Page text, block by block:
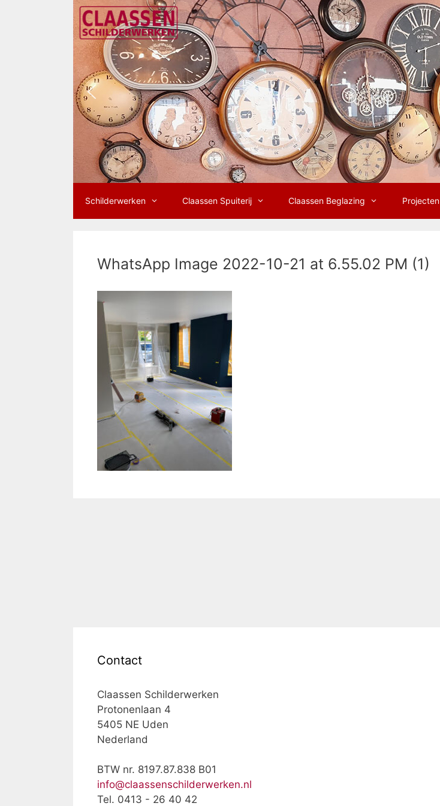
Schilderwerken Claassen Spuiterij Claassen Beglazing Projecten
WhatsApp Image 2022-10-21 at 6.55.02 PM (1)
Contact
Claassen Schilderwerken
Protonenlaan 4
5405 NE Uden
Nederland
BTW nr. 8197.87.838 B01
info@claassenschilderwerken.nl
Tel. 0413 - 26 40 42